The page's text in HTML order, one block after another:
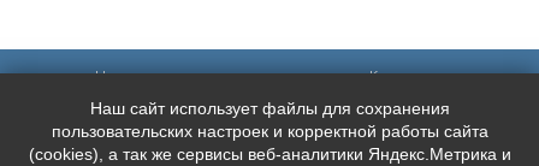
Наш адрес:
Санкт-Петербург,
Каменноостровский пр. 61/2, вход в
арку со стороны улицы Чапыгина
Контакты:
+7 (921) 9606133
+7 (991) 0165010
mederispb@yandex.ru
Наш сайт использует файлы для сохранения
пользовательских настроек и корректной работы сайта
(cookies), а так же сервисы веб-аналитики Яндекс.Метрика и